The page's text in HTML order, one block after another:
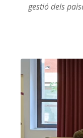
gestió dels
a facilitar les